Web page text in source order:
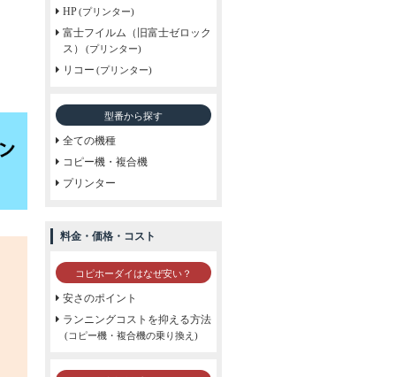
HP (プリンター)
富士フイルム（旧富士ゼロック
ス）
(プリンター)
リコー (プリンター)
型番から探す
全ての機種
コピー機・複合機
プリンター
料金・価格・コスト
コピホーダイはなぜ安い？
安さのポイント
ランニングコストを抑える方法
(コピー機・複合機の乗り換え)